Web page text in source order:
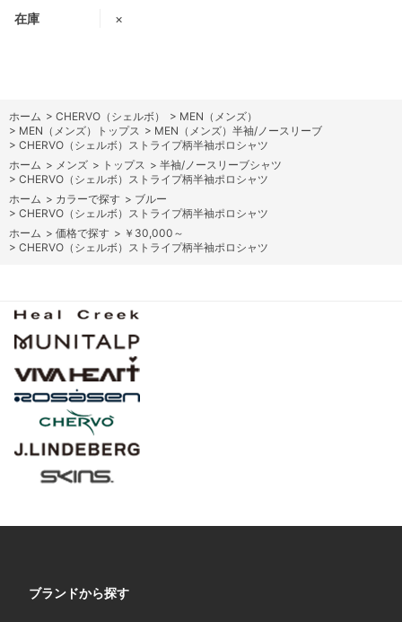
在庫
×
ホーム > CHERVO（シェルボ） > MEN（メンズ）
> MEN（メンズ）トップス > MEN（メンズ）半袖/ノースリーブ
> CHERVO（シェルボ）ストライプ柄半袖ポロシャツ
ホーム > メンズ > トップス > 半袖/ノースリーブシャツ
> CHERVO（シェルボ）ストライプ柄半袖ポロシャツ
ホーム > カラーで探す > ブルー
> CHERVO（シェルボ）ストライプ柄半袖ポロシャツ
ホーム > 価格で探す > ￥30,000～
> CHERVO（シェルボ）ストライプ柄半袖ポロシャツ
ブランドから探す